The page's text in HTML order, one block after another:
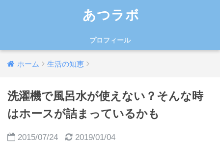
あつラボ
プロフィール
ホーム 生活の知恵
洗濯機で風呂水が使えない？そんな時
はホースが詰まっているかも
2015/07/24 2019/01/04